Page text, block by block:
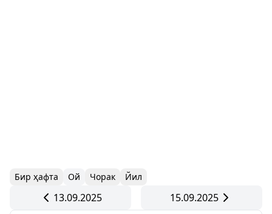
Бир ҳафта Ой Чорак Йил
13.09.2025
15.09.2025